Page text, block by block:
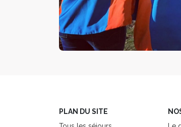
PLAN DU SITE